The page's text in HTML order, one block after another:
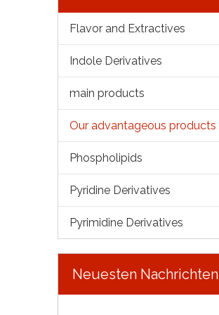
Flavor and Extractives
Indole Derivatives
main products
Our advantageous products
Phospholipids
Pyridine Derivatives
Pyrimidine Derivatives
Neuesten Nachrichten